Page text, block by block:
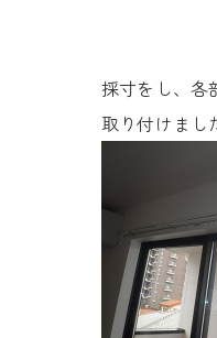
採寸をし、各
取り付けまし